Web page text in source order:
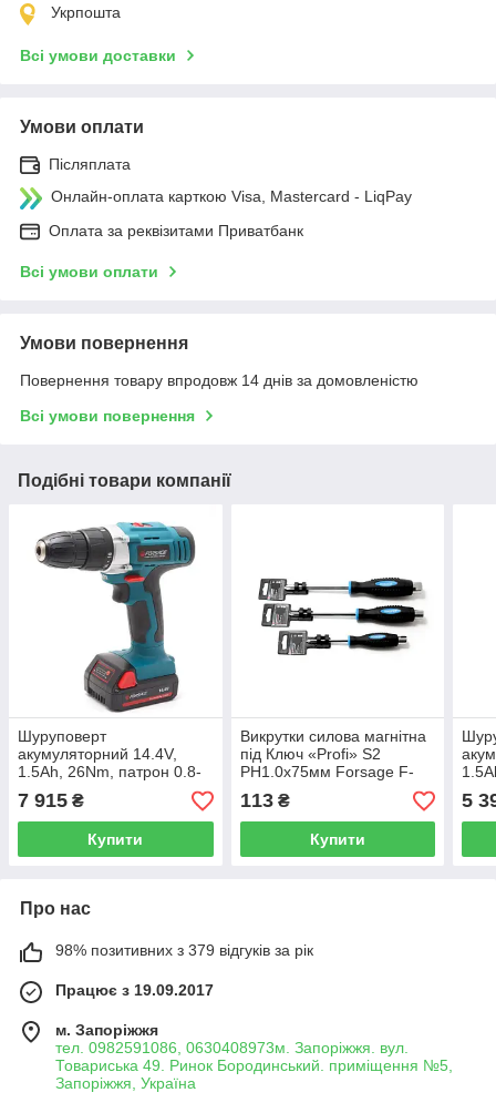
Укрпошта
Всі умови доставки
Умови оплати
Післяплата
Онлайн-оплата карткою Visa, Mastercard - LiqPay
Оплата за реквізитами Приватбанк
Всі умови оплати
Умови повернення
Повернення товару впродовж 14 днів за домовленістю
Всі умови повернення
Подібні товари компанії
Шуруповерт
акумуляторний 14.4V,
1.5Ah, 26Nm, патрон 0.8-
10мм, (2шт LI-ion аккум.)
(В кейсі) Forsage
CDH14.4V-LI
7 915 ₴
Купити
Викрутки силова магнітна
під Ключ «Profi» S2
PH1.0х75мм Forsage F-
7021075
113₴
Купити
5
Про нас
98% позитивних з 379 відгуків за рік
Працює з 19.09.2017
м. Запоріжжя
тел. 0982591086, 0630408973м. Запоріжжя. вул.
Товариська 49. Ринок Бородинський. приміщення №5,
Запоріжжя, Україна